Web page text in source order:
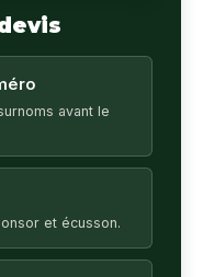
avant le
et écusson.